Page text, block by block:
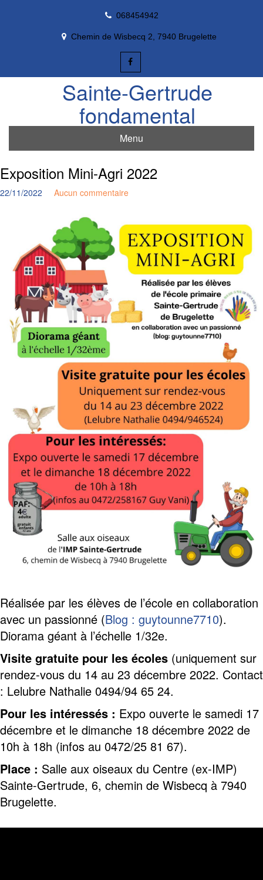
068454942
Chemin de Wisbecq 2, 7940 Brugelette
Sainte-Gertrude
fondamental
Menu
Exposition Mini-Agri 2022
22/11/2022 Aucun commentaire
Réalisée par les élèves de l’école en collaboration
avec un passionné (Blog : guytounne7710).
Diorama géant à l’échelle 1/32e.
Visite gratuite pour les écoles (uniquement sur
rendez-vous du 14 au 23 décembre 2022. Contact
: Lelubre Nathalie 0494/94 65 24.
Pour les intéressés : Expo ouverte le samedi 17
décembre et le dimanche 18 décembre 2022 de
10h à 18h (infos au 0472/25 81 67).
Place : Salle aux oiseaux du Centre (ex-IMP)
Sainte-Gertrude, 6, chemin de Wisbecq à 7940
Brugelette.